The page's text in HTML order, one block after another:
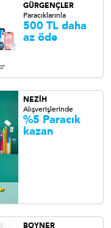
GÜRGENÇLER
Paracıklarınla
500 TL daha
az öde
NEZİH
Alışverişlerinde
%5 Paracık
kazan
BOYNER